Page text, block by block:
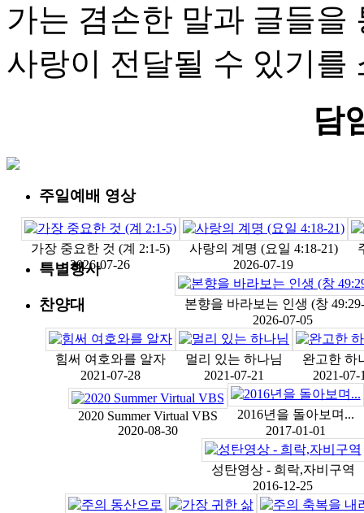
가는 겸손한 말과 글들을
사랑이 전달될 수 있기를
담
주일예배 영상
수요예배 영상
특별행사
찬양대
가장 중요한 것 (계 2:1-5)
2026-07-26
사랑의 계명 (요일 4:18-21)
2026-07-19
본향을 바라보는 인생 (창
2026-07-05
힘써 여호와를 알자
2021-07-28
멀리 있는 하나님
2021-07-21
완고한 하
2021-07-
2020 Summer Virtual VBS
2020-08-30
2016년을 돌아보며...
2017-01-01
성탄영상 - 희락,자비구역
2016-12-25